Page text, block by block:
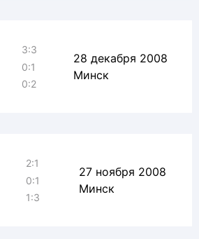
3:3
0:1
0:2
28 декабря 2008
Минск
2:1
0:1
1:3
27 ноября 2008
Минск